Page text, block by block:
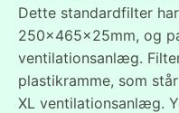
Dette standardfilter
250x465x25mm, og
ventilationsanlæg.
plastikramme, som
XL ventilationsanlæg.